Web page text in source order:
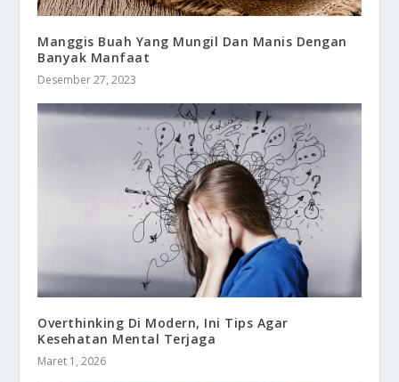
Manggis Buah Yang Mungil Dan Manis Dengan
Banyak Manfaat
Desember 27, 2023
Overthinking Di Modern, Ini Tips Agar
Kesehatan Mental Terjaga
Maret 1, 2026